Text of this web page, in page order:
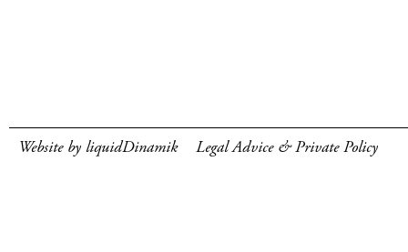
Website by liquidDinamik Legal Advice & Private Policy